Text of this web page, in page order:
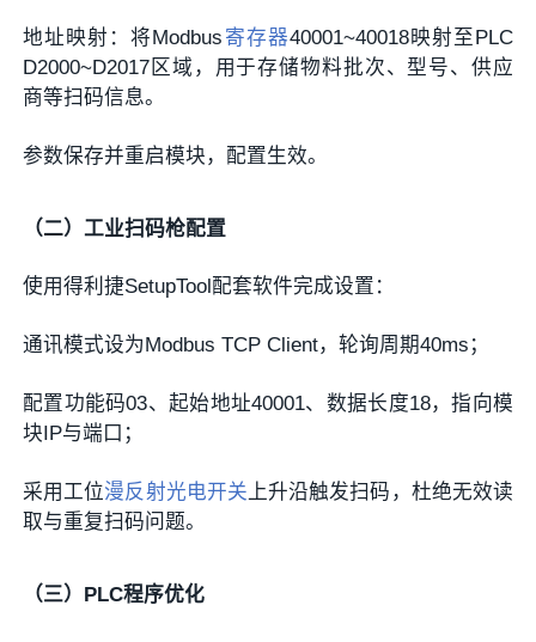
地址映射：将Modbus 寄存器40001~40018映射至PLC
D2000~D2017区域，用于存储物料批次、型号、供应
商等扫码信息。
参数保存并重启模块，配置生效。
（二）工业扫码枪配置
使用得利捷SetupTool配套软件完成设置：
通讯模式设为Modbus TCP Client，轮询周期40ms；
配置功能码03、起始地址40001、数据长度18，指向模
块IP与端口；
采用工位漫反射光电开关上升沿触发扫码，杜绝无效读
取与重复扫码问题。
（三）PLC程序优化